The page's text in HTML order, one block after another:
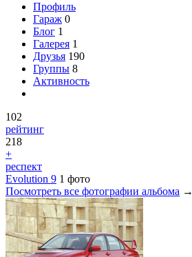
Профиль
Гараж 0
Блог 1
Галерея 1
Друзья 190
Группы 8
Активность
102
рейтинг
218
+
респект
Evolution 9 1 фото
Посмотреть все фотографии альбома →